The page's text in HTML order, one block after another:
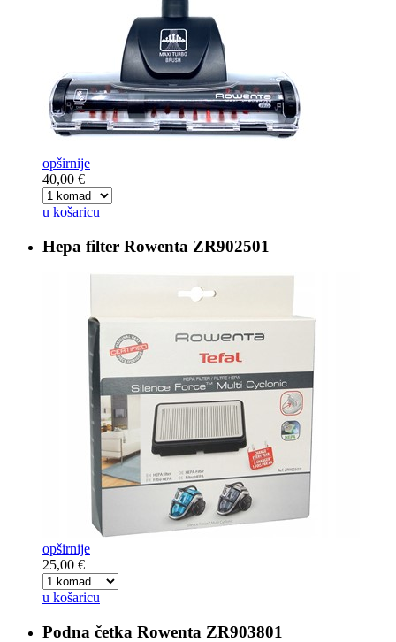
opširnije
40,00 €
u košaricu
Hepa filter Rowenta ZR902501
opširnije
25,00 €
u košaricu
Podna četka Rowenta ZR903801